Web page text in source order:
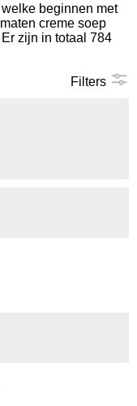
beginnen met
creme soep
zijn in totaal 784
Filters